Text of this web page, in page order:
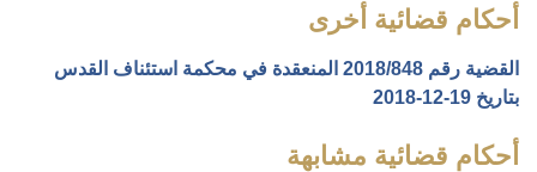
أحكام قضائية أخرى
القضية رقم ‎848‏/‎2018‏ المنعقدة في محكمة استئناف القدس
بتاريخ ‎2018-12-19‏
أحكام قضائية مشابهة